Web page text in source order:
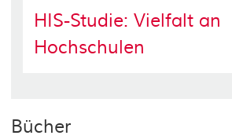
HIS-Studie: Vielfalt an
Hochschulen
Bücher